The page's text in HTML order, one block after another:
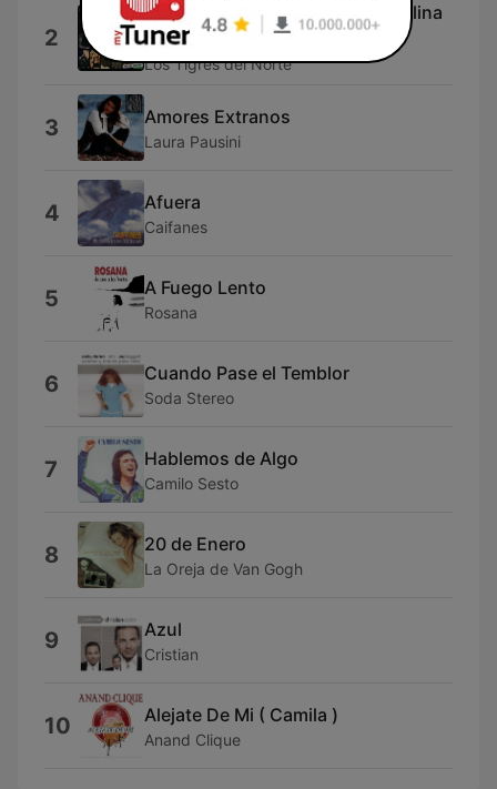
2
Golpes en el Corazón (feat. Paulina
Rubio)
Los Tigres del Norte
3 Amores Extranos
Laura Pausini
4 Afuera
Caifanes
5 A Fuego Lento
Rosana
6 Cuando Pase el Temblor
Soda Stereo
7 Hablemos de Algo
Camilo Sesto
8 20 de Enero
La Oreja de Van Gogh
9 Azul
Cristian
10 Alejate De Mi ( Camila )
Anand Clique